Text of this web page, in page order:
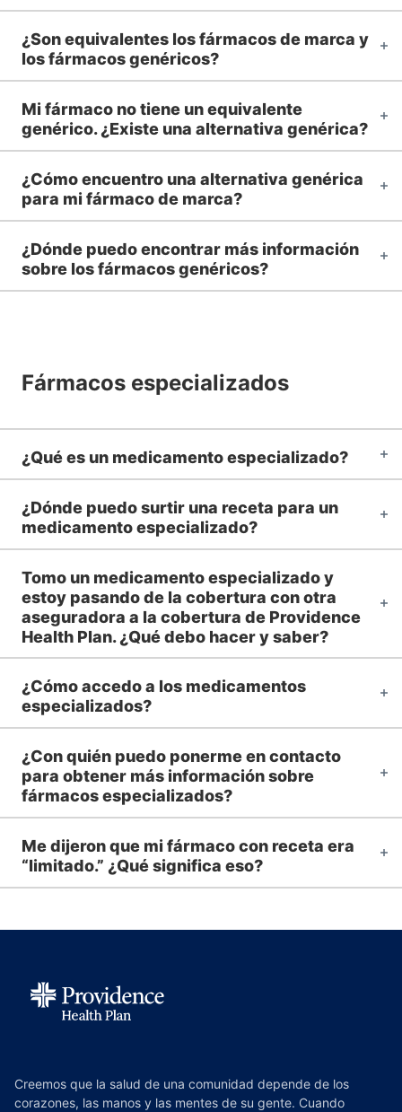
¿Son equivalentes los fármacos de marca y
los fármacos genéricos?
Mi fármaco no tiene un equivalente
genérico. ¿Existe una alternativa genérica?
¿Cómo encuentro una alternativa genérica
para mi fármaco de marca?
¿Dónde puedo encontrar más información
sobre los fármacos genéricos?
Fármacos especializados
¿Qué es un medicamento especializado?
¿Dónde puedo surtir una receta para un
medicamento especializado?
Tomo un medicamento especializado y
estoy pasando de la cobertura con otra
aseguradora a la cobertura de Providence
Health Plan. ¿Qué debo hacer y saber?
¿Cómo accedo a los medicamentos
especializados?
¿Con quién puedo ponerme en contacto
para obtener más información sobre
fármacos especializados?
Me dijeron que mi fármaco con receta era
“limitado.” ¿Qué significa eso?
Creemos que la salud de una comunidad depende de los
corazones, las manos y las mentes de su gente. Cuando